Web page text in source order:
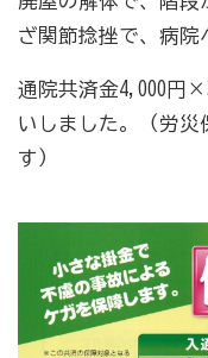
ざ関節捻挫で、病院
通院共済金4,000円
いしました。（労災
す）
命」保障
用共済）
従業員の退職金共済
止共済）
海外PL保険(国内補
病気やケガで働け